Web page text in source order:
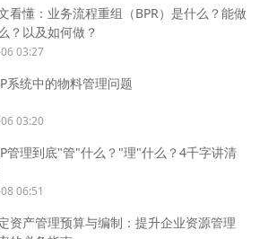
看懂：业务流程重组（BPR）是什么？能做
？以及如何做？
03:27
系统中的物料管理问题
03:20
管理到底"管"什么？"理"什么？4千字讲清
06:51
资产管理预算与编制：提升企业资源管理